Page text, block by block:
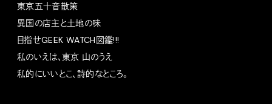
東京五十音散策
異国の店主と土地の味
目指せGEEK WATCH図鑑!!!
私のいえは、東京 山のうえ
私的にいいとこ、詩的なところ。